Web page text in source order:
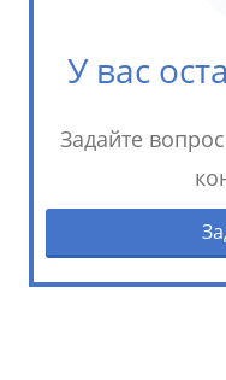
У вас
Задайте